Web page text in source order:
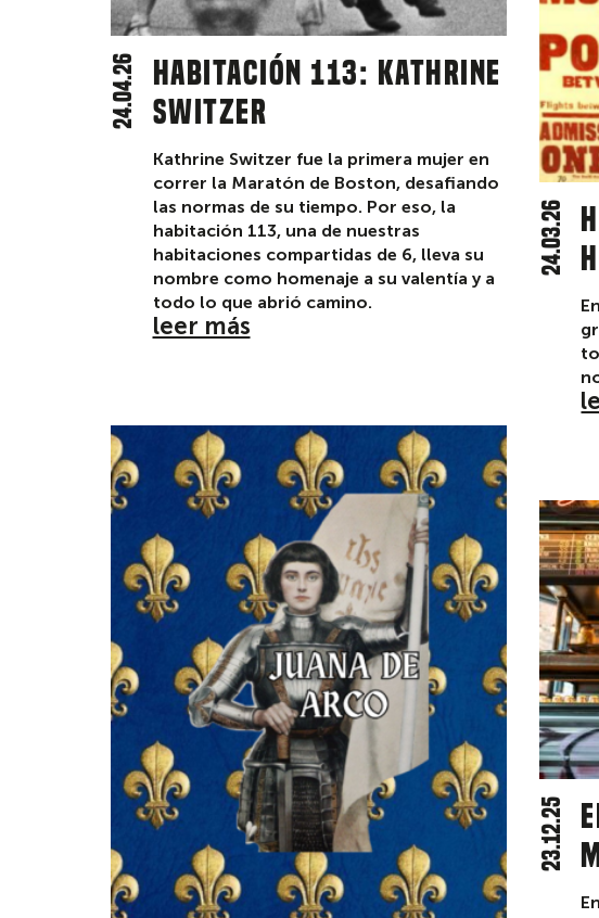
Habitación 113: Kathrine
Switzer
24.04.26
Kathrine Switzer fue la primera mujer en
correr la Maratón de Boston, desafiando
las normas de su tiempo. Por eso, la
habitación 113, una de nuestras
habitaciones compartidas de 6, lleva su
nombre como homenaje a su valentía y a
todo lo que abrió camino.
leer más
24.03.26
23.12.25